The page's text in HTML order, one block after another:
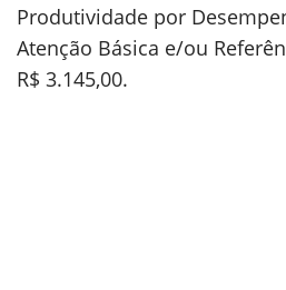
Produtividade por
Atenção Básica e/ou
R$ 3.145,00.